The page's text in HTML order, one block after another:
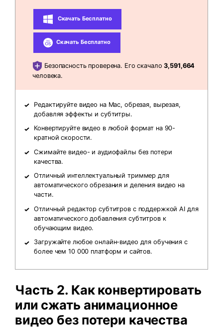
Скачать Бесплатно
Скачать Бесплатно
Безопасность проверена. Его скачало3,591,664
человека.
Редактируйте видео на Mac, обрезая, вырезая,
добавляя эффекты и субтитры.
Конвертируйте видео в любой формат на 90-
кратной скорости.
Сжимайте видео- и аудиофайлы без потери
качества.
Отличный интеллектуальный триммер для
автоматического обрезания и деления видео на
части.
Отличный редактор субтитров с поддержкой AI для
автоматического добавления субтитров к
обучающим видео.
Загружайте любое онлайн-видео для обучения с
более чем 10 000 платформ и сайтов.
Часть 2. Как конвертировать
или сжать анимационное
видео без потери качества